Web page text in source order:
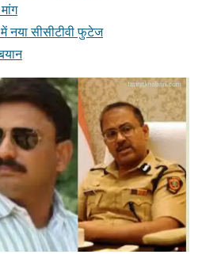
नया सीसीटीवी फुटेज